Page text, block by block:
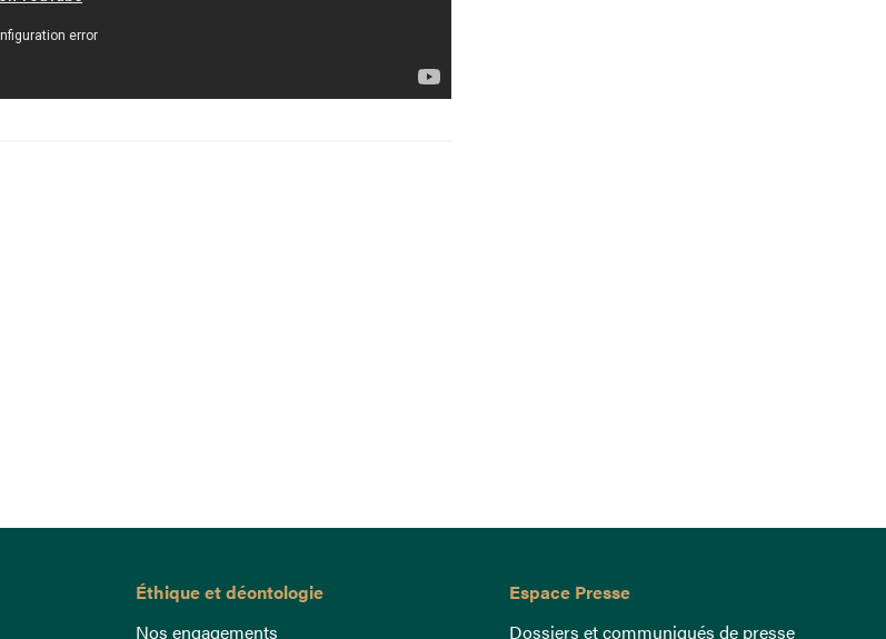
Éthique et déontologie
Nos engagements
Espace Presse
Dossiers et communiqués de presse